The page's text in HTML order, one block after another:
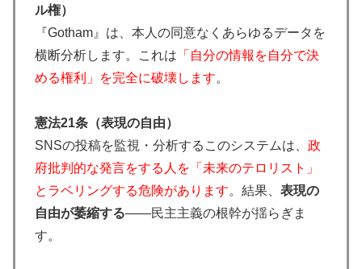
ル権）
『Gotham』は、本人の同意なくあらゆるデータを
横断分析します。これは 「自分の情報を自分で決
める権利」を完全に破壊します。
憲法21条（表現の自由）
SNSの投稿を監視・分析するこのシステムは、 政
府批判的な発言をする人を「未来のテロリスト」
とラベリングする危険があります。結果、 表現の
自由が萎縮する——民主主義の根幹が揺らぎま
す。